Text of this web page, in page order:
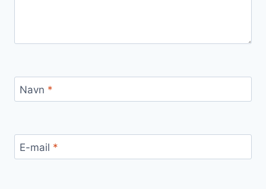
Navn *
E-mail *